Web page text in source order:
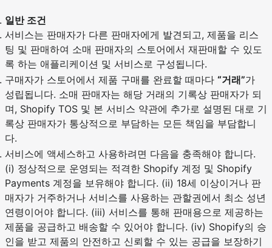
일반 조건
서비스는 판매자가 다른 판매자에게 발견되고, 제품을 리스
팅 및 판매하여 소매 판매자의 스토어에서 재판매할 수 있도
록 하는 애플리케이션 및 서비스로 구성됩니다.
구매자가 스토어에서 제품 구매를 완료할 때마다 “거래”가
성립됩니다. 소매 판매자는 해당 거래의 기록상 판매자가 되
며, Shopify TOS 및 본 서비스 약관에 추가로 설명된 대로 기
록상 판매자가 통상적으로 부담하는 모든 책임을 부담합니
다.
서비스에 액세스하고 사용하려면 다음을 충족해야 합니다.
(i) 정상적으로 운영되는 적격한 Shopify 계정 및 Shopify
Payments 계정을 보유해야 합니다. (ii) 18세 이상이거나 판
매자가 거주하거나 서비스를 사용하는 관할권에서 최소 성년
연령이어야 합니다. (iii) 서비스를 통해 판매용으로 제공하는
제품을 공급하고 배송할 수 있어야 합니다. (iv) Shopify의 승
인을 받고 제품의 안전하고 신뢰할 수 있는 공급을 보장하기